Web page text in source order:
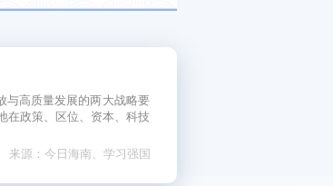
高质量发展的两大战略要
在政策、区位、资本、科技
来源：今日海南、学习强国